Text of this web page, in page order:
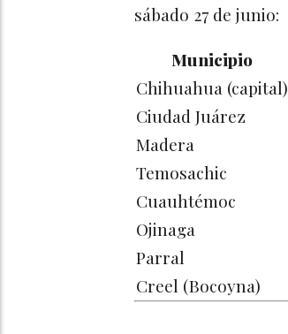
sábado 27 de junio:
Municipio
Chihuahua (capital)
Ciudad Juárez
Madera
Temosachic
Cuauhtémoc
Ojinaga
Parral
Creel (Bocoyna)